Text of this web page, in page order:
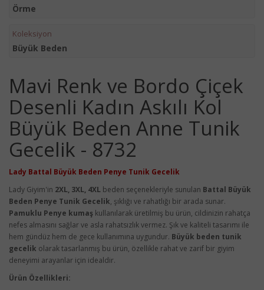
Örme
Koleksiyon
Büyük Beden
Mavi Renk ve Bordo Çiçek
Desenli Kadın Askılı Kol
Büyük Beden Anne Tunik
Gecelik - 8732
Lady Battal Büyük Beden Penye Tunik Gecelik
Lady Giyim'in 2XL, 3XL, 4XL beden seçenekleriyle sunulan Battal Büyük
Beden Penye Tunik Gecelik, şıklığı ve rahatlığı bir arada sunar.
Pamuklu Penye kumaş kullanılarak üretilmiş bu ürün, cildinizin rahatça
nefes almasını sağlar ve asla rahatsızlık vermez. Şık ve kaliteli tasarımı ile
hem gündüz hem de gece kullanımına uygundur. Büyük beden tunik
gecelik olarak tasarlanmış bu ürün, özellikle rahat ve zarif bir giyim
deneyimi arayanlar için idealdir.
Ürün Özellikleri: